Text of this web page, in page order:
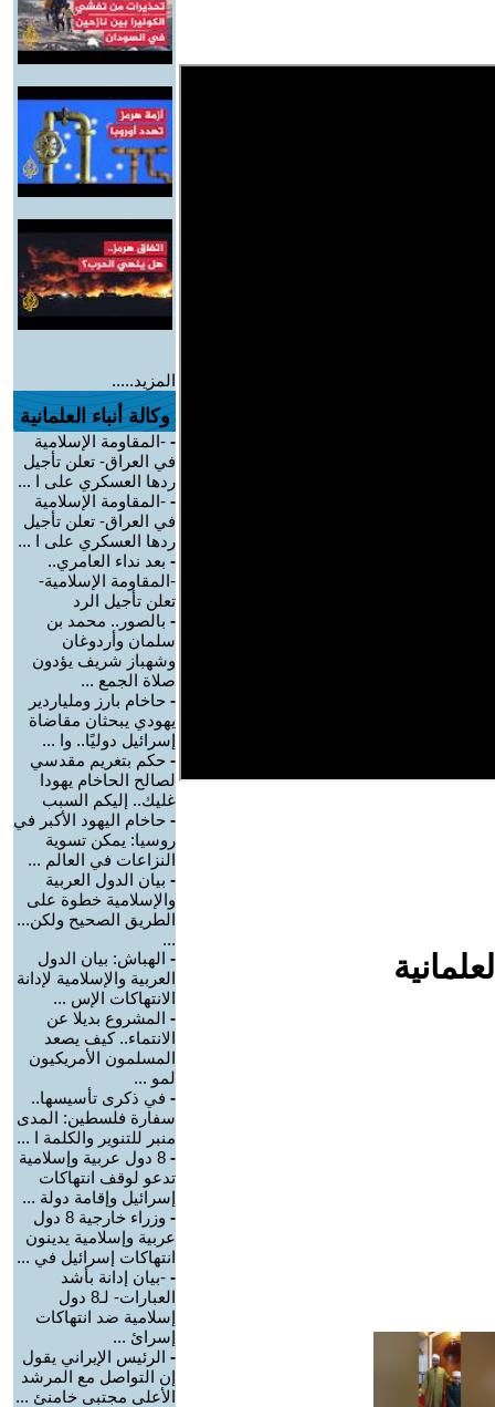
المزيد.....
وكالة أنباء العلمانية
- -المقاومة الإسلامية
في العراق- تعلن تأجيل
ردها العسكري على ا ...
- -المقاومة الإسلامية
في العراق- تعلن تأجيل
ردها العسكري على ا ...
- بعد نداء العامري..
-المقاومة الإسلامية-
تعلن تأجيل الرد
- بالصور.. محمد بن
سلمان وأردوغان
وشهباز شريف يؤدون
صلاة الجمع ...
- حاخام بارز وملياردير
يهودي يبحثان مقاضاة
إسرائيل دوليًا.. وا ...
- حكم بتغريم مقدسي
لصالح الحاخام يهودا
غليك.. إليكم السبب
- حاخام اليهود الأكبر في
روسيا: يمكن تسوية
النزاعات في العالم ...
- بيان الدول العربية
والإسلامية خطوة على
الطريق الصحيح ولكن...
...
- الهباش: بيان الدول
العربية والإسلامية لإدانة
الانتهاكات الإس ...
- المشروع بديلا عن
الانتماء.. كيف يصعد
المسلمون الأمريكيون
لمو ...
- في ذكرى تأسيسها..
سفارة فلسطين: المدى
منبر للتنوير والكلمة ا ...
-
8 دول عربية وإسلامية
تدعو لوقف انتهاكات
إسرائيل وإقامة دولة ...
-
وزراء خارجية 8 دول
عربية وإسلامية يدينون
انتهاكات إسرائيل في ...
- -بيان إدانة بأشد
العبارات- لـ8 دول
إسلامية ضد انتهاكات
إسرائ ...
- الرئيس الإيراني يقول
إن التواصل مع المرشد
الأعلى مجتبى خامنئ ...